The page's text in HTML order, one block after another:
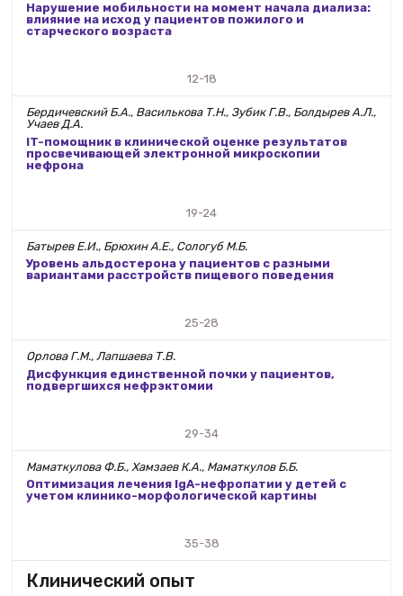
Нарушение мобильности на момент начала диализа:
влияние на исход у пациентов пожилого и
старческого возраста
12-18
Бердичевский Б.А., Василькова Т.Н., Зубик Г.В., Болдырев А.Л.,
Учаев Д.А.
IT-помощник в клинической оценке результатов
просвечивающей электронной микроскопии
нефрона
19-24
Батырев Е.И., Брюхин А.Е., Сологуб М.Б.
Уровень альдостерона у пациентов с разными
вариантами расстройств пищевого поведения
25-28
Орлова Г.М., Лапшаева Т.В.
Дисфункция единственной почки у пациентов,
подвергшихся нефрэктомии
29-34
Маматкулова Ф.Б., Хамзаев К.А., Маматкулов Б.Б.
Оптимизация лечения IgA-нефропатии у детей с
учетом клинико-морфологической картины
35-38
Клинический опыт